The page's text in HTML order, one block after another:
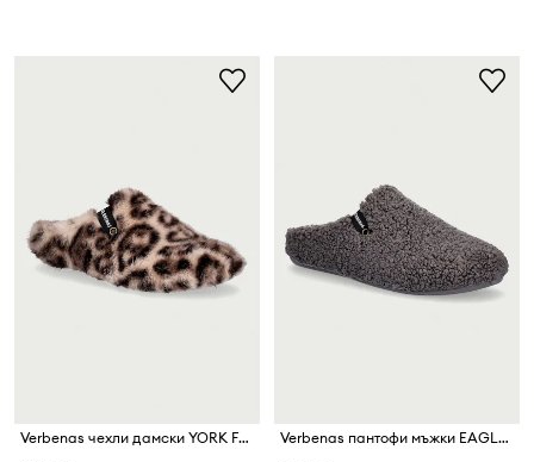
Verbenas чехли дамски YORK FELINE
Verbenas пантофи мъжки EAGLE NAIROBI